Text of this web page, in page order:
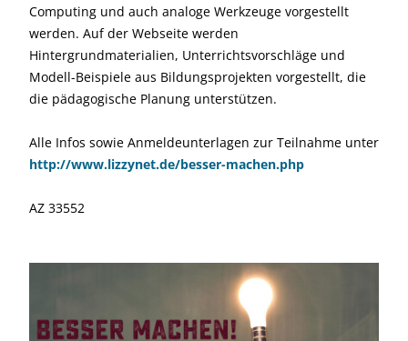
Computing und auch analoge Werkzeuge vorgestellt
werden. Auf der Webseite werden
Hintergrundmaterialien, Unterrichtsvorschläge und
Modell-Beispiele aus Bildungsprojekten vorgestellt, die
die pädagogische Planung unterstützen.
Alle Infos sowie Anmeldeunterlagen zur Teilnahme unter
http://www.lizzynet.de/besser-machen.php
AZ 33552